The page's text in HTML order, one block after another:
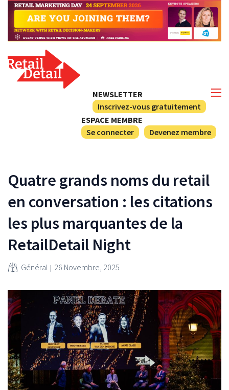
NEWSLETTER
Inscrivez-vous gratuitement
ESPACE MEMBRE
Se connecter
Devenez membre
Quatre grands noms du retail
en conversation : les citations
les plus marquantes de la
RetailDetail Night
Général 26 Novembre, 2025